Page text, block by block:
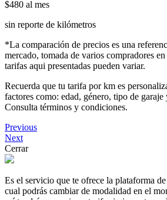
$480 al mes
sin reporte de kilómetros
*La comparación de precios es una
mercado, tomada de varios compradores
tarifas aqui presentadas pueden variar.
Recuerda que tu tarifa por km es
factores como: edad, género, tipo de
Consulta términos y condiciones.
Previous
Next
Cerrar
Es el servicio que te ofrece la plataforma de
cual podrás cambiar de modalidad en el